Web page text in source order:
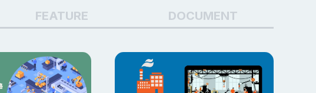
つく・つかないケースと併
せて解説
FEATURE DOCUMENT